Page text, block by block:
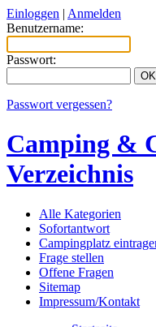
Einloggen | Anmelden
Benutzername:
Passwort:
Passwort vergessen?
Camping &
Verzeichnis
Alle Kategorien
Sofortantwort
Campingplatz
Frage stellen
Offene Fragen
Sitemap
Impressum/Kontakt